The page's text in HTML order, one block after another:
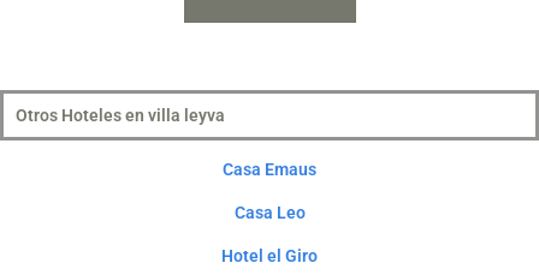
Otros Hoteles en villa leyva
Casa Emaus
Casa Leo
Hotel el Giro